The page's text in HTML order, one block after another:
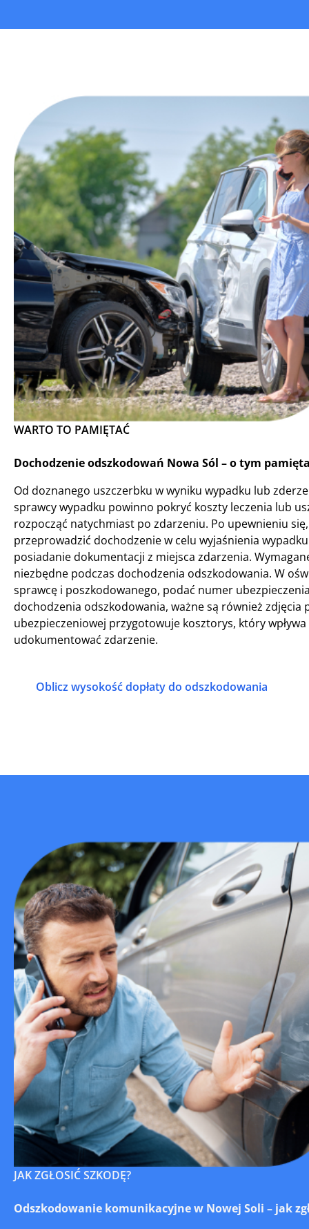
WARTO TO PAMIĘTAĆ
Dochodzenie odszkodowań Nowa Sól – o tym
Od doznanego uszczerbku w wyniku wypadku lub
sprawcy wypadku powinno pokryć koszty leczenia lub
rozpocząć natychmiast po zdarzeniu. Po upewnieniu
przeprowadzić dochodzenie w celu wyjaśnienia
posiadanie dokumentacji z miejsca zdarzenia.
niezbędne podczas dochodzenia odszkodowania. W
sprawcę i poszkodowanego, podać numer
dochodzenia odszkodowania, ważne są również
ubezpieczeniowej przygotowuje kosztorys, który
udokumentować zdarzenie.
Oblicz wysokość dopłaty do odszkodowania
JAK ZGŁOSIĆ SZKODĘ?
Odszkodowanie komunikacyjne w Nowej Soli – jak